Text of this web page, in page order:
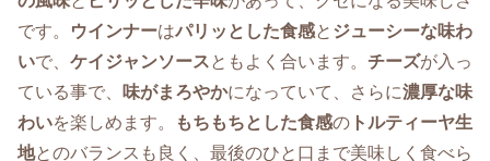
です。
ウインナーはパリッとした食感と ジューシーな味わ
いで、 ケイジャンソースともよく合います。 チーズが入っ
ている事で、
味がまろやかになっていて、さらに濃厚な味
わいを楽しめます。 もちもちとした食感の トルティーヤ生
地とのバランスも良く、最後のひと口まで美味しく食べら